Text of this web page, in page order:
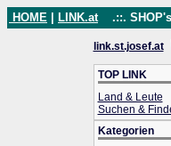
HOME LINK.at .::.
link.st.josef.at
TOP LINK
Land & Leute
Suchen &
Kategorien